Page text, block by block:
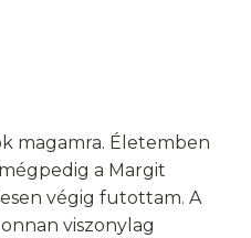
magamra. Életemben
a Margit
végig futottam. A
viszonylag